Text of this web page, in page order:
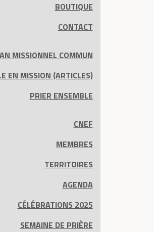
BOUTIQUE
CONTACT
MISSIONNEL COMMUN
EN MISSION (ARTICLES)
PRIER ENSEMBLE
CNEF
MEMBRES
TERRITOIRES
AGENDA
CÉLÉBRATIONS 2025
SEMAINE DE PRIÈRE